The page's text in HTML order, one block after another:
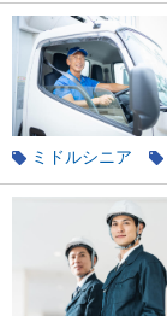
清掃
ミドルシニア